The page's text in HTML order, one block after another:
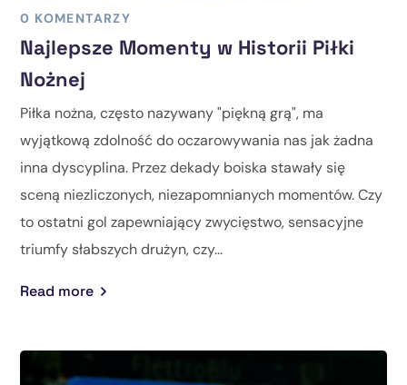
0 KOMENTARZY
Najlepsze Momenty w Historii Piłki
Nożnej
Piłka nożna, często nazywany "piękną grą", ma
wyjątkową zdolność do oczarowywania nas jak żadna
inna dyscyplina. Przez dekady boiska stawały się
sceną niezliczonych, niezapomnianych momentów. Czy
to ostatni gol zapewniający zwycięstwo, sensacyjne
triumfy słabszych drużyn, czy...
Read more